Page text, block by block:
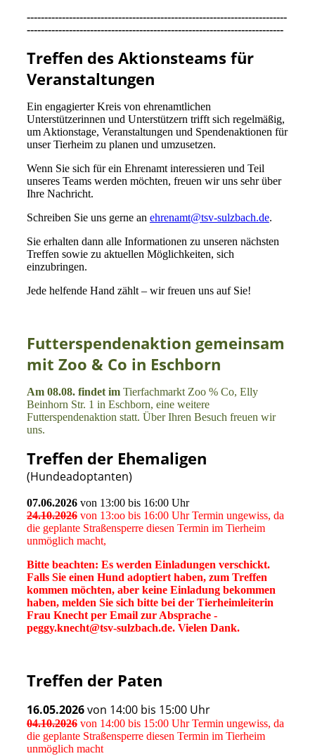
--------------------------------------------------------------------------
-------------------------------------------------------------------------
Treffen des Aktionsteams für
Veranstaltungen
Ein engagierter Kreis von ehrenamtlichen
Unterstützerinnen und Unterstützern trifft sich regelmäßig,
um Aktionstage, Veranstaltungen und Spendenaktionen für
unser Tierheim zu planen und umzusetzen.
Wenn Sie sich für ein Ehrenamt interessieren und Teil
unseres Teams werden möchten, freuen wir uns sehr über
Ihre Nachricht.
Schreiben Sie uns gerne an ehrenamt@tsv-sulzbach.de.
Sie erhalten dann alle Informationen zu unseren nächsten
Treffen sowie zu aktuellen Möglichkeiten, sich
einzubringen.
Jede helfende Hand zählt – wir freuen uns auf Sie!
Futterspendenaktion gemeinsam
mit Zoo & Co in Eschborn
Am 08.08. findet im Tierfachmarkt Zoo % Co, Elly
Beinhorn Str. 1 in Eschborn, eine weitere
Futterspendenaktion statt. Über Ihren Besuch freuen wir
uns.
Treffen der Ehemaligen
(Hundeadoptanten)
07.06.2026von 13:00 bis 16:00 Uhr
24.10.2026 von 13:oo bis 16:00 Uhr Termin ungewiss, da
die geplante Straßensperre diesen Termin im Tierheim
unmöglich macht,
Bitte beachten: Es werden Einladungen verschickt.
Falls Sie einen Hund adoptiert haben, zum Treffen
kommen möchten, aber keine Einladung bekommen
haben, melden Sie sich bitte bei der Tierheimleiterin
Frau Knecht per Email zur Absprache -
peggy.knecht@tsv-sulzbach.de. Vielen Dank.
Treffen der Paten
16.05.2026von 14:00 bis 15:00 Uhr
04.10.2026von 14:00 bis 15:00 Uhr Termin ungewiss, da
die geplante Straßensperre diesen Termin im Tierheim
unmöglich macht